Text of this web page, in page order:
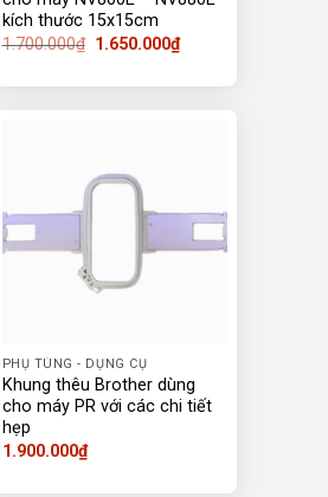
kích thước 15x15cm
1.700.000₫ Giá
1.700.000₫.
1.650.000₫Giá
hiện
là:
PHỤ TÙNG - DỤNG CỤ
Khung thêu Brother dùng
cho máy PR với các chi tiết
hẹp
1.900.000₫